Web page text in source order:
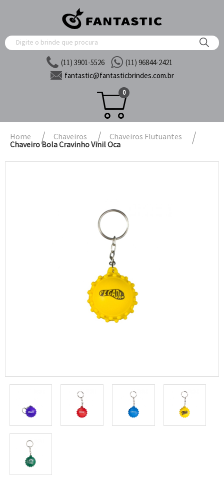
(11) 3901-5526
(11) 96844-2421
fantastic@fantasticbrindes.com.br
0
Home Chaveiros
Chaveiros Flutuantes
Chaveiro Bola Cravinho Vinil Oca